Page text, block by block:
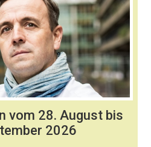
vom 28. August bis
2026